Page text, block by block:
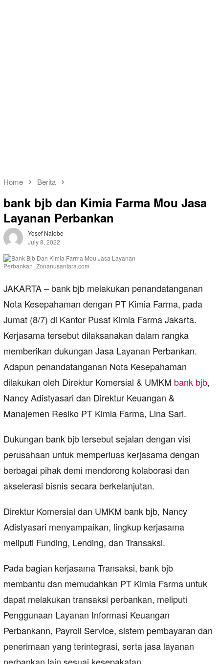
Home Berita
bank bjb dan Kimia Farma Mou Jasa
Layanan Perbankan
Yosef Naiobe
July 8, 2022
JAKARTA – bank bjb melakukan penandatanganan
Nota Kesepahaman dengan PT Kimia Farma, pada
Jumat (8/7) di Kantor Pusat Kimia Farma Jakarta.
Kerjasama tersebut dilaksanakan dalam rangka
memberikan dukungan Jasa Layanan Perbankan.
Adapun penandatanganan Nota Kesepahaman
dilakukan oleh Direktur Komersial & UMKM bank bjb,
Nancy Adistyasari dan Direktur Keuangan &
Manajemen Resiko PT Kimia Farma, Lina Sari.
Dukungan bank bjb tersebut sejalan dengan visi
perusahaan untuk memperluas kerjasama dengan
berbagai pihak demi mendorong kolaborasi dan
akselerasi bisnis secara berkelanjutan.
Direktur Komersial dan UMKM bank bjb, Nancy
Adistyasari menyampaikan, lingkup kerjasama
meliputi Funding, Lending, dan Transaksi.
Pada bagian kerjasama Transaksi, bank bjb
membantu dan memudahkan PT Kimia Farma untuk
dapat melakukan transaksi perbankan, meliputi
Penggunaan Layanan Informasi Keuangan
Perbankann, Payroll Service, sistem pembayaran dan
penerimaan yang terintegrasi, serta jasa layanan